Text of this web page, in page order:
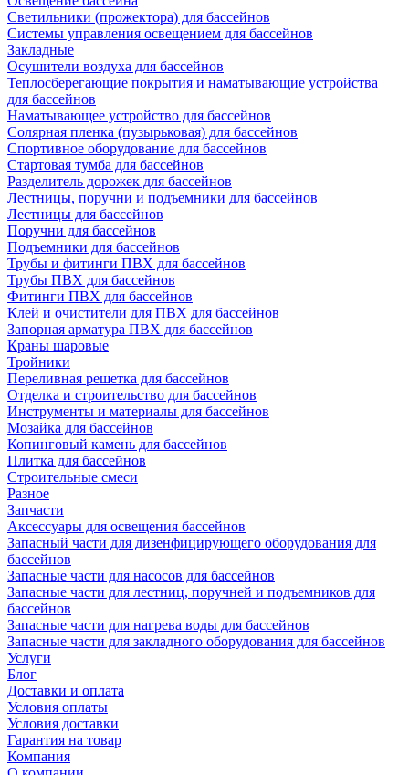
Светильники (прожектора) для бассейнов
Системы управления освещением для бассейнов
Закладные
Осушители воздуха для бассейнов
Теплосберегающие покрытия и наматывающие устройства
для бассейнов
Наматывающее устройство для бассейнов
Солярная пленка (пузырьковая) для бассейнов
Спортивное оборудование для бассейнов
Стартовая тумба для бассейнов
Разделитель дорожек для бассейнов
Лестницы, поручни и подъемники для бассейнов
Лестницы для бассейнов
Поручни для бассейнов
Подъемники для бассейнов
Трубы и фитинги ПВХ для бассейнов
Трубы ПВХ для бассейнов
Фитинги ПВХ для бассейнов
Клей и очистители для ПВХ для бассейнов
Запорная арматура ПВХ для бассейнов
Краны шаровые
Тройники
Переливная решетка для бассейнов
Отделка и строительство для бассейнов
Инструменты и материалы для бассейнов
Мозайка для бассейнов
Копинговый камень для бассейнов
Плитка для бассейнов
Строительные смеси
Разное
Запчасти
Аксессуары для освещения бассейнов
Запасный части для дизенфицирующего оборудования для
бассейнов
Запасные части для насосов для бассейнов
Запасные части для лестниц, поручней и подъемников для
бассейнов
Запасные части для нагрева воды для бассейнов
Запасные части для закладного оборудования для бассейнов
Услуги
Блог
Доставки и оплата
Условия оплаты
Условия доставки
Гарантия на товар
Компания